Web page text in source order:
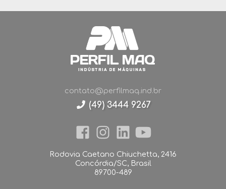
contato@perfilmaq.ind.br
(49) 3444 9267
Rodovia Caetano Chiuchetta, 2416
Concórdia/SC, Brasil
89700-489